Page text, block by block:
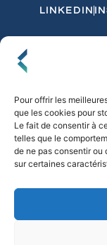
Pour offrir les
que les cookies pour
Le fait de consentir à
telles que le
de ne pas consentir
sur certaines
LINKEDIN
Politique de
© 2026